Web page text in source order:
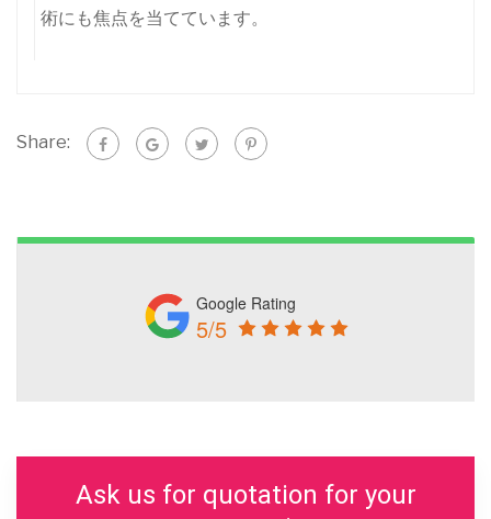
術にも焦点を当てています。
Share:
Google Rating
5/5
Ask us for quotation for your